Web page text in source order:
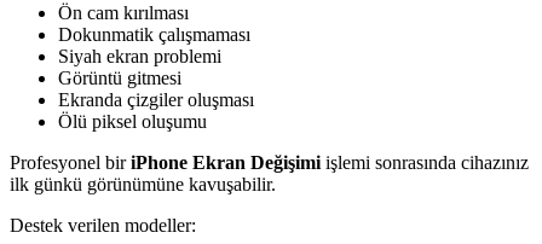
Ön cam kırılması
Dokunmatik çalışmaması
Siyah ekran problemi
Görüntü gitmesi
Ekranda çizgiler oluşması
Ölü piksel oluşumu
Profesyonel biriPhone Ekran Değişimi işlemi sonrasında cihazınız
ilk günkü görünümüne kavuşabilir.
Destek verilen modeller: